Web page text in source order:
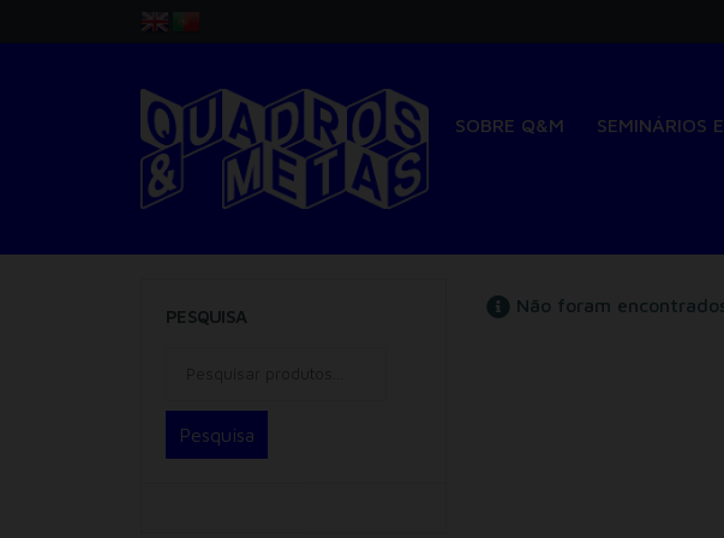
SOBRE Q&M SEMINÁRIOS
Não foram
PESQUISA
Pesquisa